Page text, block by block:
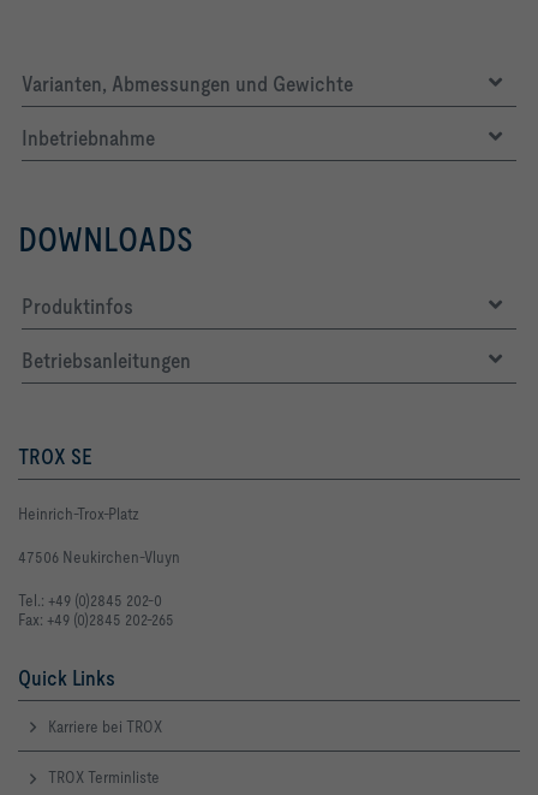
Varianten, Abmessungen und Gewichte
Inbetriebnahme
DOWNLOADS
Produktinfos
Betriebsanleitungen
TROX SE
Heinrich-Trox-Platz
47506 Neukirchen-Vluyn
Tel.: +49 (0)2845 202-0
Fax: +49 (0)2845 202-265
Quick Links
Karriere bei TROX
TROX Terminliste